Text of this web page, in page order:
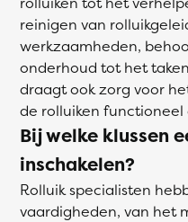
reinigen van
werkzaamheden,
onderhoud tot het
draagt ook zorg voor
de rolluiken
Bij welke klussen
inschakelen?
Rolluik specialisten
vaardigheden, van het